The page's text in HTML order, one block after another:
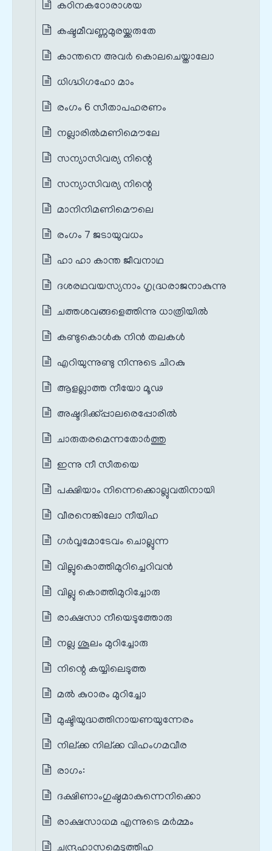
കഠിനകഠോരാശയ
കഷ്ടമീവണ്ണമുരയ്ക്കരുതേ
കാന്തനെ അവര്‍ കൊലചെയ്താലോ
ധിഗ്ദ്ധിഗഹോ മാം
രംഗം 6 സീതാപഹരണം
നല്ലാരില്‍മണിമൌലേ
സന്യാസിവര്യ നിന്റെ
സന്യാസിവര്യ നിന്റെ
മാനിനിമണിമൌലെ
രംഗം 7 ജടായുവധം
ഹാ ഹാ കാന്ത ജീവനാഥ
ദശരഥവയസ്യനാം ഗൃദ്ധ്രരാജനാകുന്നു
ചത്തശവങ്ങളെത്തിന്നു ധാത്രിയില്‍
കണ്ടുകൊൾക നിൻ തലകൾ
എറിയുന്നുണ്ടു നിന്നുടെ ചിറകു
ആളല്ലാത്ത നീയോ മൂഢ
അഷ്ടദിക്ക്പ്പാലരെപ്പോരിൽ
ചാരുതരമെന്നതോർത്തു
ഇന്നു നീ സീതയെ
പക്ഷിയാം നിന്നെക്കൊല്ലുവതിനായി
വീരനെങ്കിലോ നീയിഹ
ഗർവ്വമോടേവം ചൊല്ലുന്ന
വില്ലുകൊത്തിമുറിച്ചെറിവൻ
വില്ലു കൊത്തിമുറിച്ചോരു
രാക്ഷസാ നീയെടുത്തോരു
നല്ല ശൂലം മുറിച്ചോരു
നിന്റെ കയ്യിലെടുത്ത
മൽ കുഠാരം മുറിച്ചോ
മുഷ്ടിയുദ്ധത്തിനായണയുന്നേരം
നില്ക്ക നില്ക്ക വിഹം‌ഗമവീര
രാഗം:
ദക്ഷിണാംഗുഷ്ഠമാകുന്നെനിക്കൊ
രാക്ഷസാധമ എന്നുടെ മര്‍മ്മം
ചന്ദ്രഹാസമെടുത്തിഹ